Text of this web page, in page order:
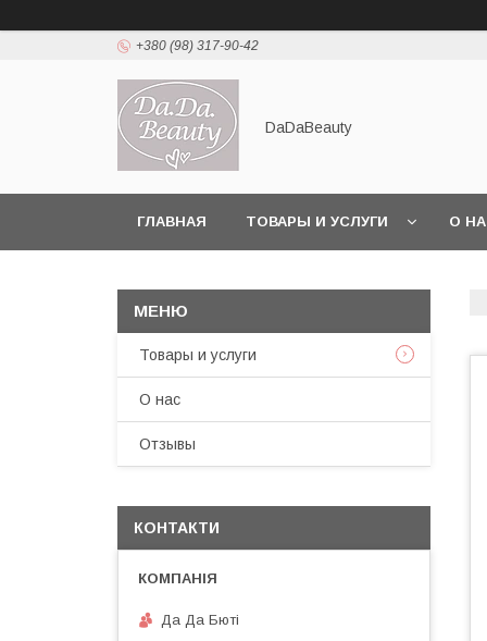
+380 (98) 317-90-42
DaDaBeauty
ГЛАВНАЯ ТОВАРЫ И УСЛУГИ О
Товары и услуги
О нас
Отзывы
КОНТАКТИ
Да Да Бюті